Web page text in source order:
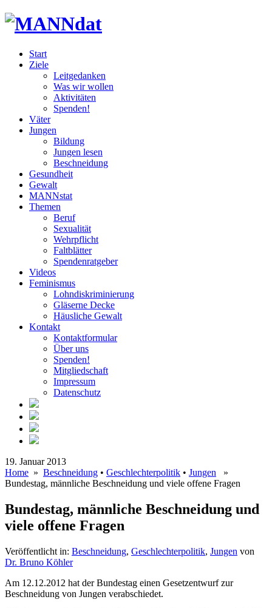
Start
Ziele
Leitgedanken
Was wir wollen
Aktivitäten
Spenden!
Väter
Jungen
Bildung
Jungen lesen
Beschneidung
Gesundheit
Gewalt
MANNstat
Themen
Beruf
Sexualität
Wehrpflicht
Faltblätter
Spendenratgeber
Videos
Feminismus
Lohndiskriminierung
Gläserne Decke
Häusliche Gewalt
Kontakt
Kontaktformular
Über uns
Spenden!
Mitgliedschaft
Impressum
Datenschutz
19. Januar 2013
Home » Beschneidung • Geschlechterpolitik • Jungen »
Bundestag, männliche Beschneidung und viele offene Fragen
Bundestag, männliche Beschneidung und
viele offene Fragen
Veröffentlicht in: Beschneidung, Geschlechterpolitik, Jungen von
Dr. Bruno Köhler
Am 12.12.2012 hat der Bundestag einen Gesetzentwurf zur
Beschneidung von Jungen verabschiedet.